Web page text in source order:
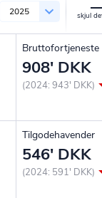
2025
Bruttofortjeneste
908' DKK
(2024: 943' DKK)
Tilgodehavender
546' DKK
(2024: 591' DKK)